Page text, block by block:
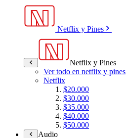
Netflix y Pines
Netflix y Pines
Ver todo en netflix y pines
Netflix
$20.000
$30.000
$35.000
$40.000
$50.000
Audio